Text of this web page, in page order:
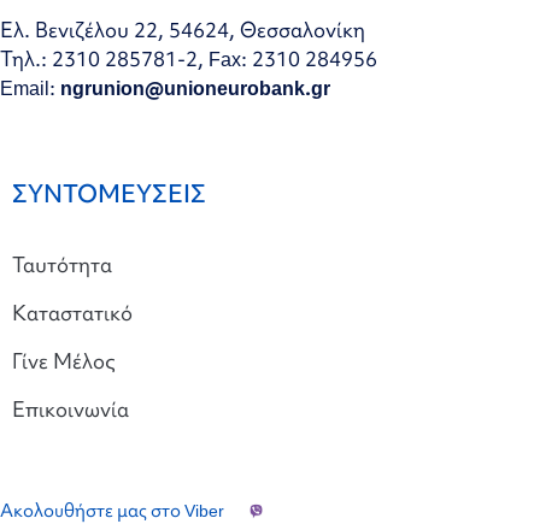
Ελ. Βενιζέλου 22, 54624, Θεσσαλονίκη
Τηλ.: 2310 285781-2, Fax: 2310 284956
Email: ngrunion@unioneurobank.gr
ΣΥΝΤΟΜΕΥΣΕΙΣ
Ταυτότητα
Καταστατικό
Γίνε Μέλος
Επικοινωνία
Ακολουθήστε μας στο Viber